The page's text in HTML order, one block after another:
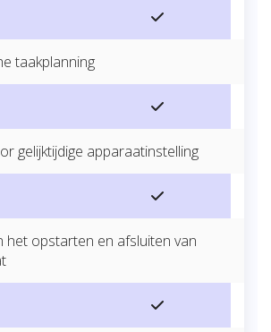
taakplanning
gelijktijdige apparaatinstelling
het opstarten en afsluiten van